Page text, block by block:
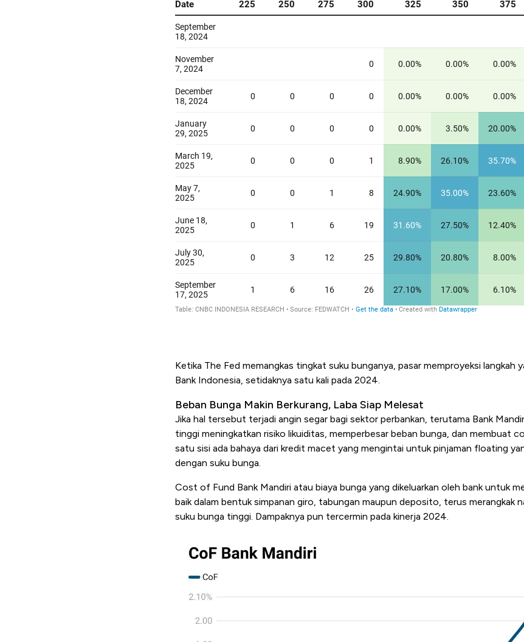
Ketika The Fed memangkas tingkat suku bunganya, pasar memproyeksi langkah
Bank Indonesia, setidaknya satu kali pada 2024.
Beban Bunga Makin Berkurang, Laba Siap Melesat
Jika hal tersebut terjadi angin segar bagi sektor perbankan, terutama Bank
tinggi meningkatkan risiko likuiditas, memperbesar beban bunga, dan membuat
satu sisi ada bahaya dari kredit macet yang mengintai untuk pinjaman floating
dengan suku bunga.
Cost of Fund Bank Mandiri atau biaya bunga yang dikeluarkan oleh bank untuk
baik dalam bentuk simpanan giro, tabungan maupun deposito, terus merangkak
suku bunga tinggi. Dampaknya pun tercermin pada kinerja 2024.